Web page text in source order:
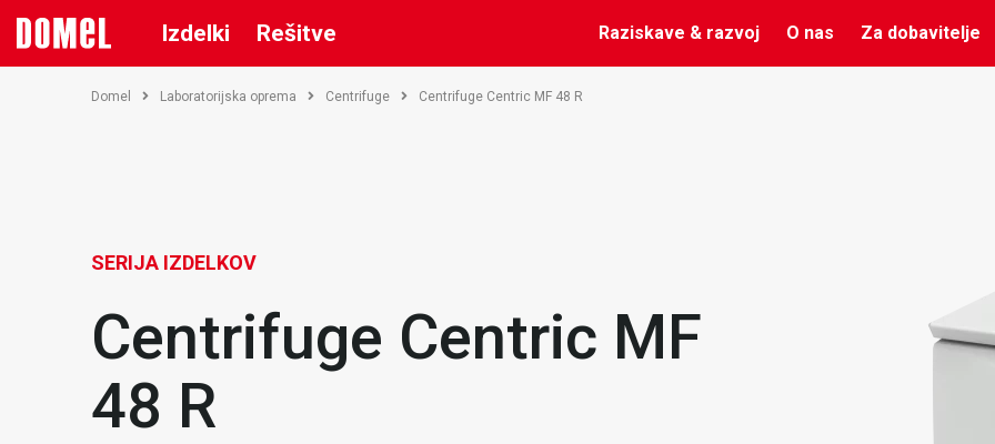
Izdelki Rešitve Raziskave & razvoj O nas Za dobavitelje
Domel Laboratorijska oprema Centrifuge Centrifuge Centric MF 48 R
SERIJA IZDELKOV
Centrifuge Centric MF
48 R